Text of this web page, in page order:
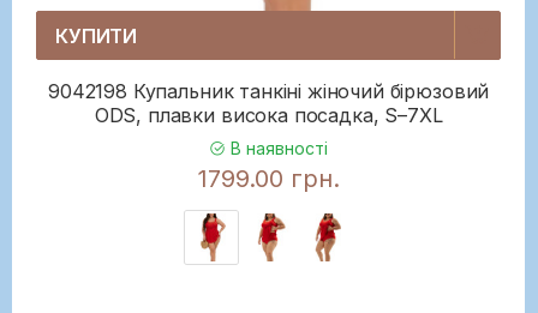
КУПИТИ
9042198 Купальник танкіні жіночий бірюзовий
ODS, плавки висока посадка, S–7XL
В наявності
1799.00 грн.